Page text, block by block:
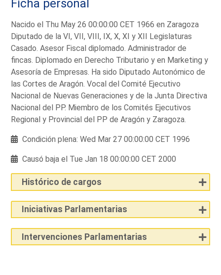
Ficha personal
Nacido el Thu May 26 00:00:00 CET 1966 en Zaragoza
Diputado de la VI, VII, VIII, IX, X, XI y XII Legislaturas
Casado. Asesor Fiscal diplomado. Administrador de
fincas. Diplomado en Derecho Tributario y en Marketing y
Asesoría de Empresas. Ha sido Diputado Autonómico de
las Cortes de Aragón. Vocal del Comité Ejecutivo
Nacional de Nuevas Generaciones y de la Junta Directiva
Nacional del PP. Miembro de los Comités Ejecutivos
Regional y Provincial del PP de Aragón y Zaragoza.
Condición plena: Wed Mar 27 00:00:00 CET 1996
Causó baja el Tue Jan 18 00:00:00 CET 2000
Histórico de cargos
Iniciativas Parlamentarias
Intervenciones Parlamentarias